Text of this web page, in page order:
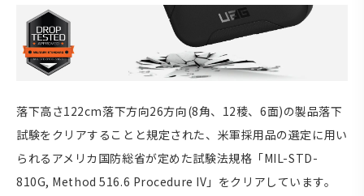
落下高さ122cm落下方向26方向(8角、12稜、6面)の製品落下
試験をクリアすることと規定された、米軍採用品の選定に用い
られるアメリカ国防総省が定めた試験法規格「MIL-STD-
810G, Method 516.6 Procedure IV」をクリアしています。